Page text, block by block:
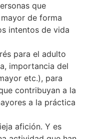
que
de forma
intentos de vida
para el adulto
importancia del
etc.), para
contribuyan a la
a la práctica
afición. Y es